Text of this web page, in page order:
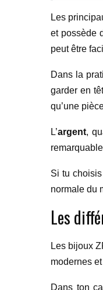
Les
et possède
peut être
Dans la
garder en
qu’une
L’argent,
Si tu
normale du
Les
Les bijoux
modernes
Dans ton